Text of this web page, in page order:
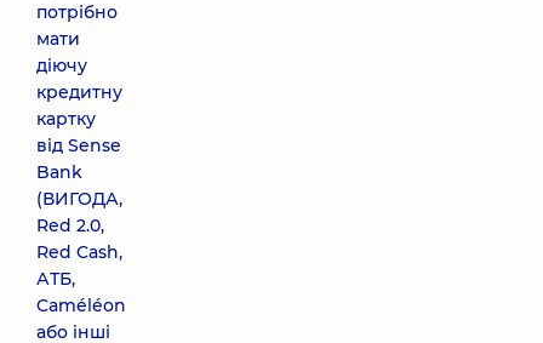
потрібно
мати
діючу
кредитну
картку
від Sense
Bank
(ВИГОДА,
Red 2.0,
Red Cash,
АТБ,
Caméléon
або інші